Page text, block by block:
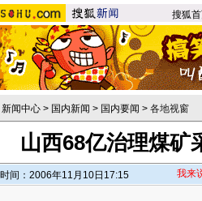
搜狐
新闻中心 > 国内新闻 > 国内要闻 > 各地视窗
山西68亿治理煤矿
时间：2006年11月10日17:15 我来